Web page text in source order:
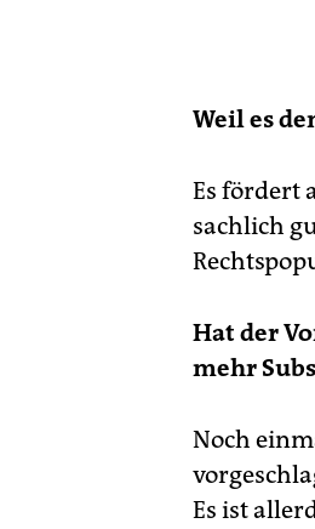
Weil es
Es fördert
sachlich
Hat der
mehr
Noch
Es ist